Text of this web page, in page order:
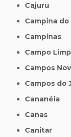
Cajuru
Campina
Campinas
Campo
Campos
Campos do
Cananéia
Canas
Canitar